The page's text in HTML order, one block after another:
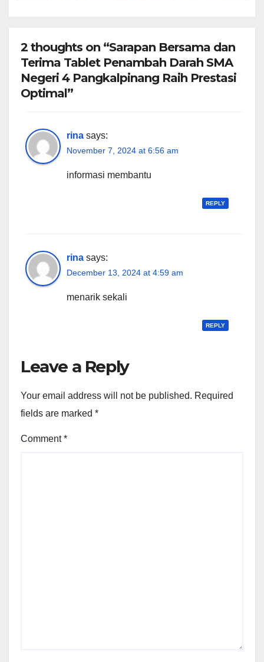
2 thoughts on “Sarapan Bersama dan
Terima Tablet Penambah Darah SMA
Negeri 4 Pangkalpinang Raih Prestasi
Optimal”
rina says:
November 7, 2024 at 6:56 am
informasi membantu
REPLY
rina says:
December 13, 2024 at 4:59 am
menarik sekali
REPLY
Leave a Reply
Your email address will not be published. Required
fields are marked *
Comment*